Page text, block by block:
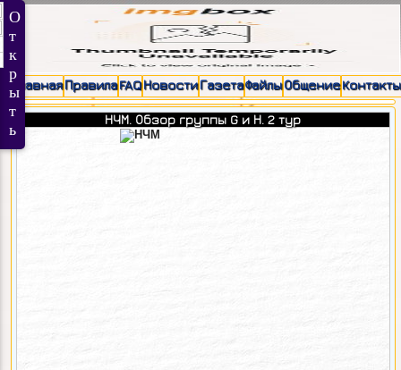
ГлавнаяПравилаFAQНовостиГазетаФайлыОбщениеКонтакты
НЧМ. Обзор группы G и Н. 2 тур